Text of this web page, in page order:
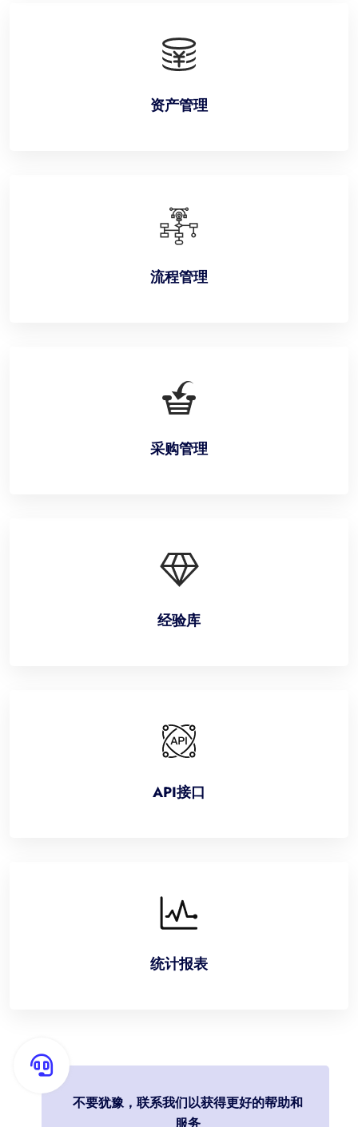
资产管理
流程管理
采购管理
经验库
API接口
统计报表
不要犹豫，联系我们以获得更好的帮助和